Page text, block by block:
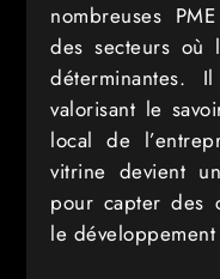
nombreuses
des secteurs où
déterminantes.
valorisant le
local de
vitrine devient
pour capter des
le